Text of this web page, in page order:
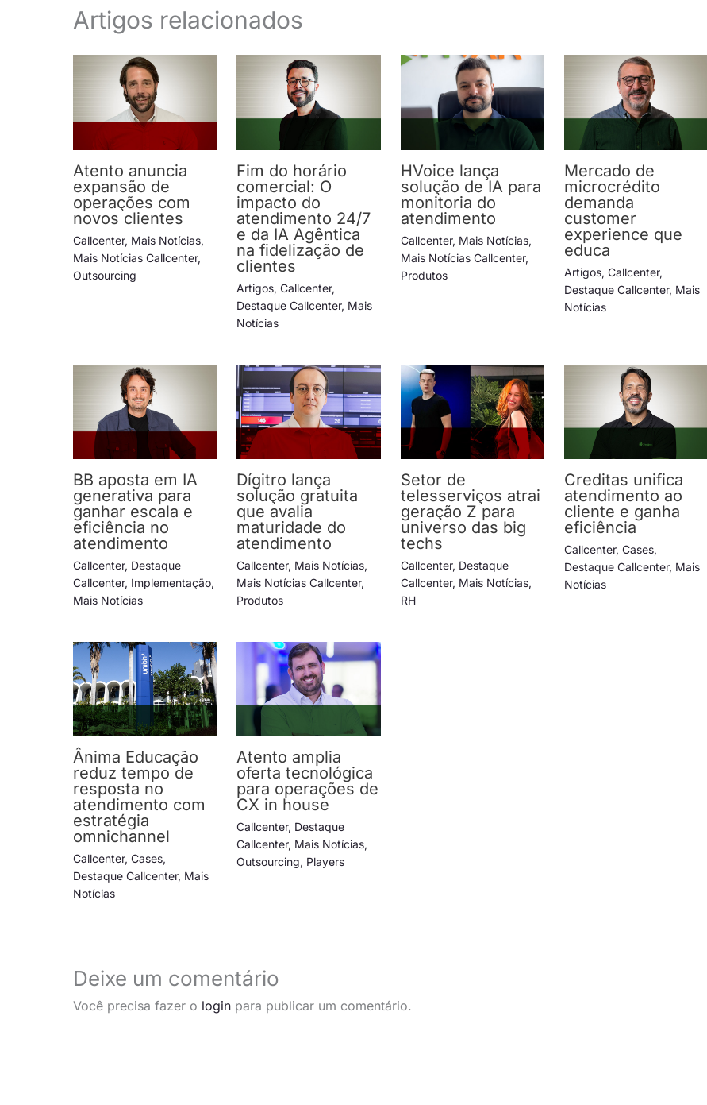
Artigos relacionados
Atento anuncia
expansão de
operações com
novos clientes
Callcenter, Mais Notícias,
Mais Notícias Callcenter,
Outsourcing
Fim do horário
comercial: O
impacto do
atendimento 24/7
e da IA Agêntica
na fidelização de
clientes
Artigos,Callcenter,
Destaque Callcenter, Mais
Notícias
HVoice lança
solução de IA para
monitoria do
atendimento
Callcenter, Mais Notícias,
Mais Notícias Callcenter,
Produtos
Mercado de
microcrédito
demanda
customer
experience que
educa
Artigos,Callcenter,
Destaque Callcenter, Mais
Notícias
BB aposta em IA
generativa para
ganhar escala e
eficiência no
atendimento
Callcenter, Destaque
Callcenter, Implementação,
Mais Notícias
Dígitro lança
solução gratuita
que avalia
maturidade do
atendimento
Callcenter, Mais Notícias,
Mais Notícias Callcenter,
Produtos
Setor de
telesserviços atrai
geração Z para
universo das big
techs
Callcenter, Destaque
Callcenter, Mais Notícias,
RH
Creditas unifica
atendimento ao
cliente e ganha
eficiência
Callcenter,Cases,
Destaque Callcenter, Mais
Notícias
Ânima Educação
reduz tempo de
resposta no
atendimento com
estratégia
omnichannel
Callcenter, Cases,
Destaque Callcenter, Mais
Notícias
Atento amplia
oferta tecnológica
para operações de
CX in house
Callcenter, Destaque
Callcenter, Mais Notícias,
Outsourcing, Players
Deixe um comentário
Você precisa fazer o login para publicar um comentário.